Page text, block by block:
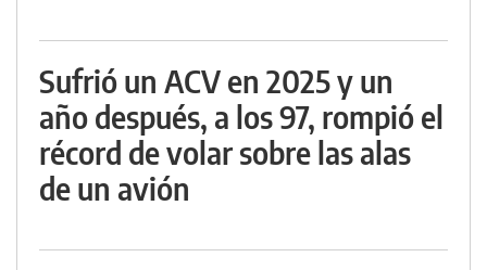
Sufrió un ACV en 2025 y un
año después, a los 97, rompió el
récord de volar sobre las alas
de un avión